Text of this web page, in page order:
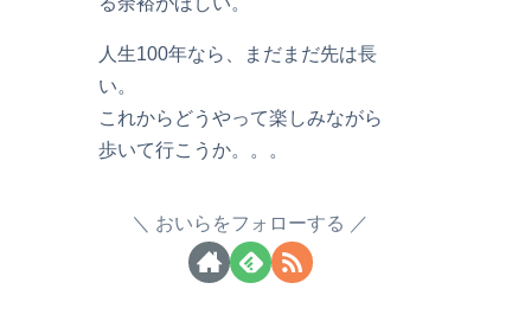
人生100年なら、まだまだ先は長
い。
これからどうやって楽しみながら
歩いて行こうか。。。
おいらをフォローする